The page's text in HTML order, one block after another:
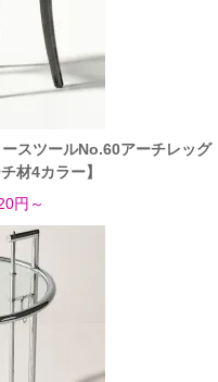
スツールNo.60アーチレッグ
材4カラー】
円～